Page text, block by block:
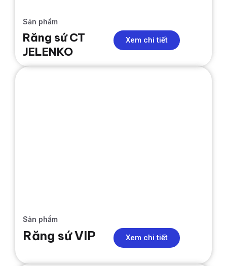
Sản phẩm
Răng sứ CT
JELENKO
Xem chi tiết
Sản phẩm
Răng sứ VIP Xem chi tiết